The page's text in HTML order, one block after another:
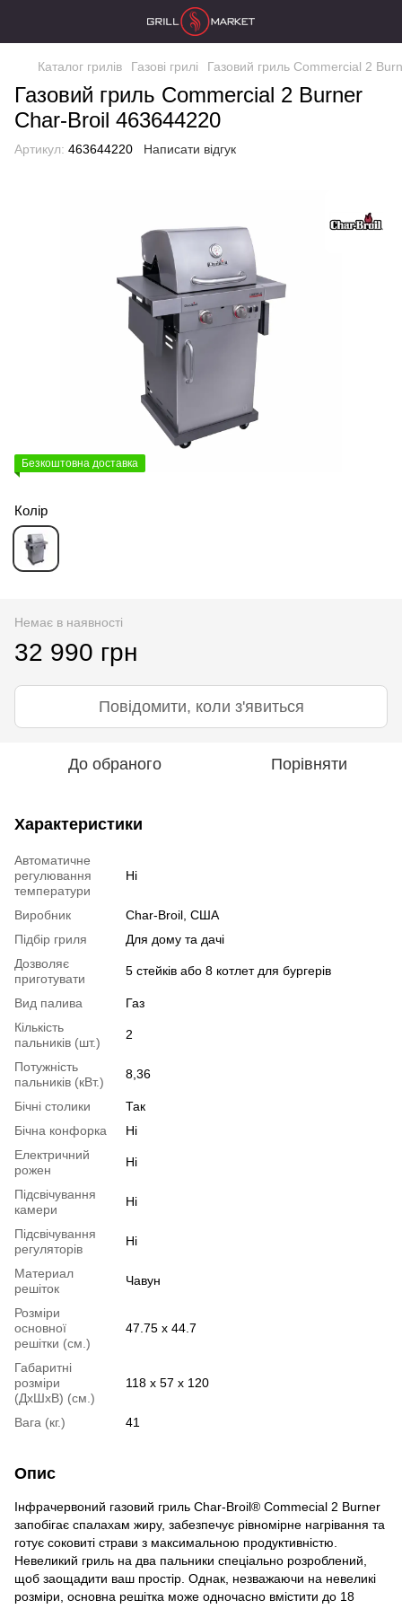
Каталог грилів Газові грилі Газовий гриль Commercial 2
Газовий гриль Commercial 2 Burner
Char-Broil 463644220
Артикул: 463644220 Написати відгук
Безкоштовна доставка
Колір
Немає в наявності
32 990 грн
Повідомити, коли з'явиться
До обраного Порівняти
Характеристики
Автоматичне
регулювання
температури
Ні
Виробник
Char-Broil, США
Підбір гриля
Для дому та дачі
Дозволяє
приготувати
5 стейків або 8 котлет для бургерів
Вид палива
Газ
Кількість
пальників (шт.)
2
Потужність
пальників (кВт.)
8,36
Бічні столики
Так
Бічна конфорка
Ні
Електричний
рожен
Ні
Підсвічування
камери
Ні
Підсвічування
регуляторів
Ні
Материал
решіток
Чавун
Розміри
основної
решітки (см.)
47.75 x 44.7
Габаритні
розміри
(ДхШхВ) (см.)
118 х 57 х 120
Вага (кг.) 41
Опис
Інфрачервоний газовий гриль Char-Broil® Commecial 2 Burner
запобігає спалахам жиру, забезпечує рівномірне нагрівання та
готує соковиті страви з максимальною продуктивністю.
Невеликий гриль на два пальники спеціально розроблений,
щоб заощадити ваш простір. Однак, незважаючи на невеликі
розміри, основна решітка може одночасно вмістити до 18